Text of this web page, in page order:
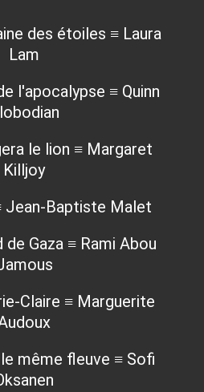
des étoiles ≡ Laura
Lam
l'apocalypse ≡ Quinn
le lion ≡ Margaret
Killjoy
Jean-Baptiste Malet
Gaza ≡ Rami Abou
Claire ≡ Marguerite
même fleuve ≡ Sofi